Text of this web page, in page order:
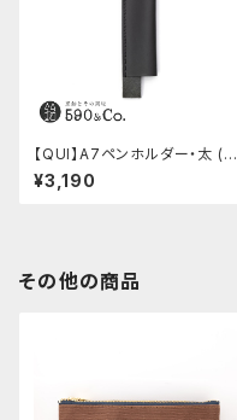
【QUI】A7ペンホルダー・太 (ブ
ラック)
¥3,190
その他の商品